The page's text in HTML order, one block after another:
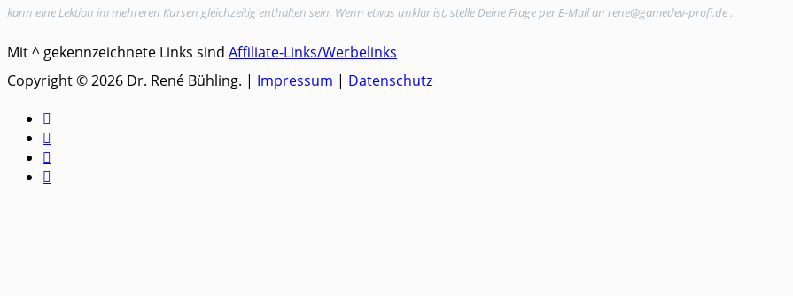
kann eine Lektion im mehreren Kursen gleichzeitig enthalten sein. Wenn etwas unklar ist, stelle Deine Frage per E-Mail an rene@gamedev-profi.de .
Mit ^ gekennzeichnete Links sind Affiliate-Links/Werbelinks
Copyright © 2026 Dr. René Bühling. | Impressum | Datenschutz



